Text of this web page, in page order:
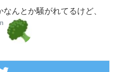
んとか騒がれてるけど、